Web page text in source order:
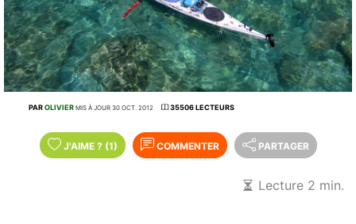
PAROLIVIER MIS À JOUR 30 OCT. 2012 35506 LECTEURS
J'AIME ? (1) COMMENTER PARTAGER
Lecture 2 min.